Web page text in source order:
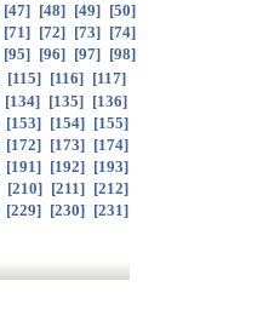
[47] [48] [49] [50]
[71] [72] [73] [74]
[95] [96] [97] [98]
[115] [116] [117]
[134] [135] [136]
[153] [154] [155]
[172] [173] [174]
[191] [192] [193]
[210] [211] [212]
[229] [230] [231]